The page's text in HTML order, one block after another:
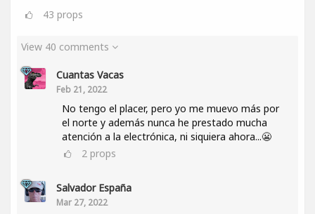
43 props
View 40 comments
Cuantas Vacas
Feb 21, 2022
No tengo el placer, pero yo me muevo más por
el norte y además nunca he prestado mucha
atención a la electrónica, ni siquiera ahora...😬
2 props
Salvador España
Mar 27, 2022